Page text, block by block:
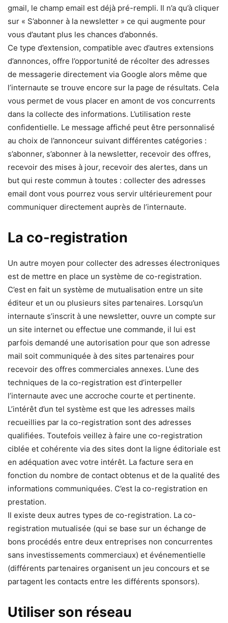
gmail, le champ email est déjà pré-rempli. Il n’a qu’à cliquer
sur « S’abonner à la newsletter » ce qui augmente pour
vous d’autant plus les chances d’abonnés.
Ce type d’extension, compatible avec d’autres extensions
d’annonces, offre l’opportunité de récolter des adresses
de messagerie directement via Google alors même que
l’internaute se trouve encore sur la page de résultats. Cela
vous permet de vous placer en amont de vos concurrents
dans la collecte des informations. L’utilisation reste
confidentielle. Le message affiché peut être personnalisé
au choix de l’annonceur suivant différentes catégories :
s’abonner, s’abonner à la newsletter, recevoir des offres,
recevoir des mises à jour, recevoir des alertes, dans un
but qui reste commun à toutes : collecter des adresses
email dont vous pourrez vous servir ultérieurement pour
communiquer directement auprès de l’internaute.
La co-registration
Un autre moyen pour collecter des adresses électroniques
est de mettre en place un système de co-registration.
C’est en fait un système de mutualisation entre un site
éditeur et un ou plusieurs sites partenaires. Lorsqu’un
internaute s’inscrit à une newsletter, ouvre un compte sur
un site internet ou effectue une commande, il lui est
parfois demandé une autorisation pour que son adresse
mail soit communiquée à des sites partenaires pour
recevoir des offres commerciales annexes. L’une des
techniques de la co-registration est d’interpeller
l’internaute avec une accroche courte et pertinente.
L’intérêt d’un tel système est que les adresses mails
recueillies par la co-registration sont des adresses
qualifiées. Toutefois veillez à faire une co-registration
ciblée et cohérente via des sites dont la ligne éditoriale est
en adéquation avec votre intérêt. La facture sera en
fonction du nombre de contact obtenus et de la qualité des
informations communiquées. C’est la co-registration en
prestation.
Il existe deux autres types de co-registration. La co-
registration mutualisée (qui se base sur un échange de
bons procédés entre deux entreprises non concurrentes
sans investissements commerciaux) et événementielle
(différents partenaires organisent un jeu concours et se
partagent les contacts entre les différents sponsors).
Utiliser son réseau